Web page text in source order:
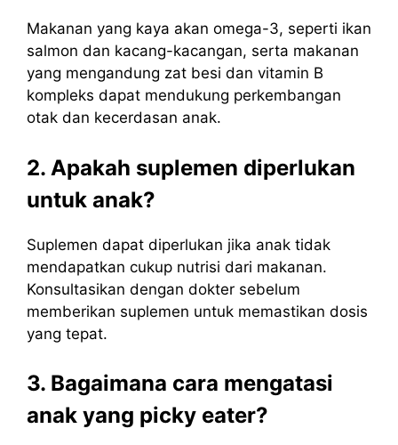
Makanan yang kaya akan omega-3, seperti ikan
salmon dan kacang-kacangan, serta makanan
yang mengandung zat besi dan vitamin B
kompleks dapat mendukung perkembangan
otak dan kecerdasan anak.
2. Apakah suplemen diperlukan
untuk anak?
Suplemen dapat diperlukan jika anak tidak
mendapatkan cukup nutrisi dari makanan.
Konsultasikan dengan dokter sebelum
memberikan suplemen untuk memastikan dosis
yang tepat.
3. Bagaimana cara mengatasi
anak yang picky eater?